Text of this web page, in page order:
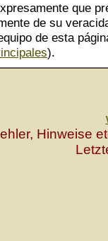
que
de su
de esta
).
Hinweise